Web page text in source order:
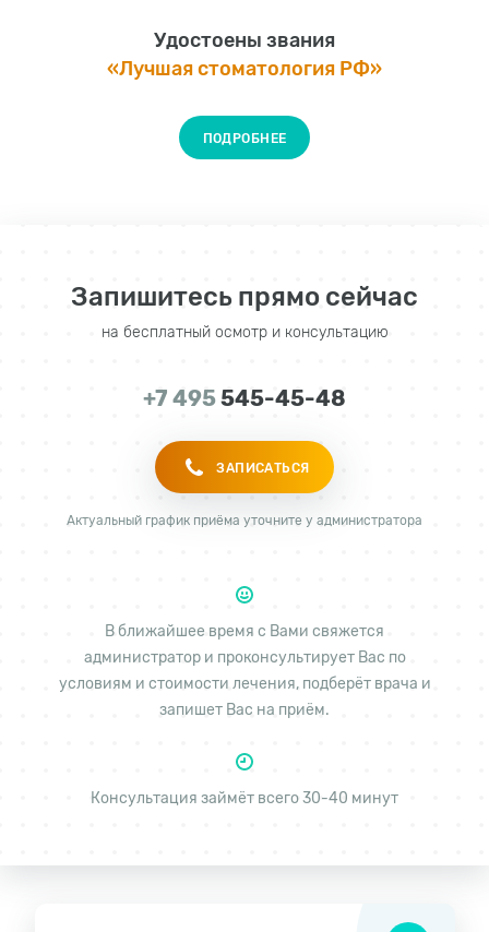
Удостоены звания
«Лучшая стоматология РФ»
ПОДРОБНЕЕ
Запишитесь прямо сейчас
на бесплатный осмотр и консультацию
ЗАПИСАТЬСЯ
+7 495545-45-48
Актуальный график приёма уточните у администратора
В ближайшее время с Вами свяжется
администратор и проконсультирует Вас по
условиям и стоимости лечения, подберёт врача и
запишет Вас на приём.
Консультация займёт всего 30-40 минут